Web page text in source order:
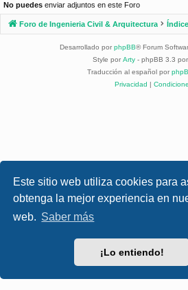
Este sitio web utiliza cookies para
obtenga la mejor experiencia en
web. Saber más
¡Lo entiendo!
No puedes enviar adjuntos en este Foro
Foro de Ingenieria Civil & Arquitectura
Desarrollado por phpBB® Forum
Style por Arty - phpBB 3.3
Traducción al español por
Privacidad |